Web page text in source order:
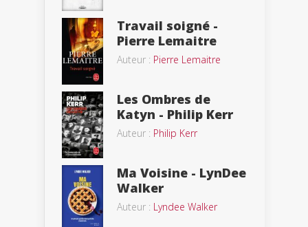
Travail soigné -
Pierre Lemaitre
Auteur : Pierre Lemaitre
Les Ombres de
Katyn - Philip Kerr
Auteur : Philip Kerr
Ma Voisine - LynDee
Walker
Auteur : Lyndee Walker